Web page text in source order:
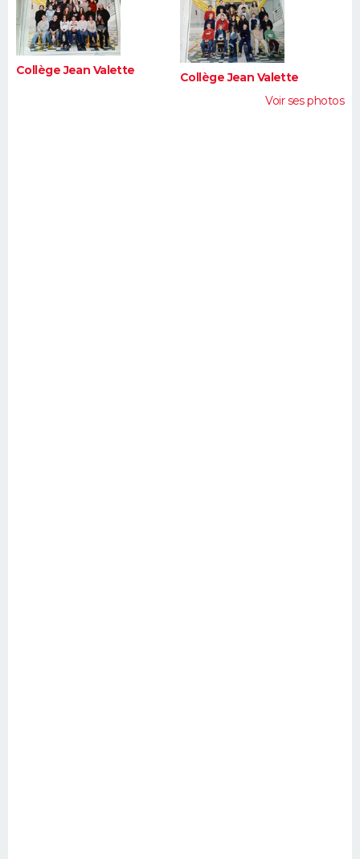
FORUM
Bricolage
Lifestyle
Culture
Sport
Auto
Television
Voyage
Cinema
Collège Jean Valette
Collège Jean Valette
Voir ses photos